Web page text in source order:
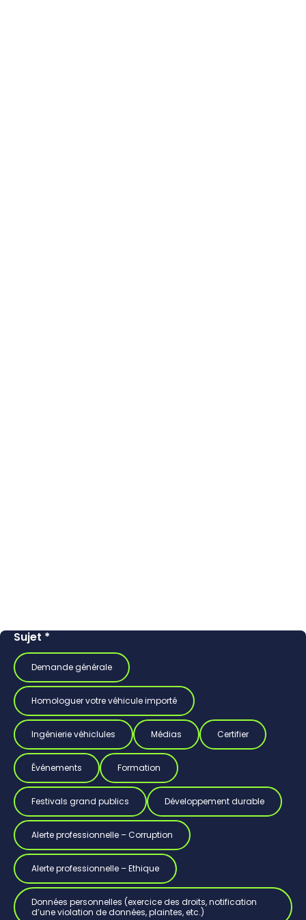
Sujet *
Demande générale
Homologuer votre véhicule importé
Ingénierie véhiclules Médias Certifier
Événements Formation
Festivals grand publics Développement durable
Alerte professionnelle – Corruption
Alerte professionnelle – Ethique
Données personnelles (exercice des droits, notification
d’une violation de données, plaintes, etc.)